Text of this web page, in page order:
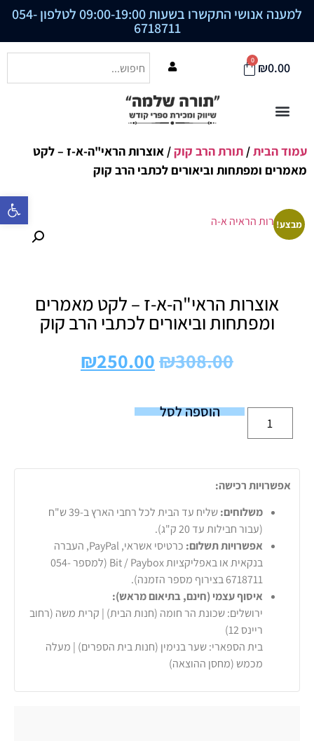
פתח סרגל
למענה אנושי התקשרו בשעות 09:00-19:00 לטלפון 054-
6718711
₪0.00
0
עמוד הבית/ תורת הרב קוק/ אוצרות הראי"ה-א-ז – לקט
מאמרים ומפתחות וביאורים לכתבי הרב קוק
מבצע!
אוצרות הראי"ה-א-ז – לקט מאמרים
ומפתחות וביאורים לכתבי הרב קוק
₪308.00
₪250.00
הוספה לסל
אפשרויות רכישה:
משלוחים:
שליח עד הבית לכל רחבי הארץ ב-39 ש"ח
(עבור חבילות עד 20 ק"ג).
אפשרויות תשלום:
כרטיסי אשראי, PayPal, העברה
בנקאית או באפליקציות Bit / Paybox (למספר 054-
6718711 בצירוף מספר הזמנה).
איסוף עצמי (חינם, בתיאום מראש):
ירושלים: שכונת הר חומה (חנות הבית) | קרית משה (רחוב
ריינס 12)
בית הספארי: שער בנימין (חנות בית הספרים) | מעלה
מכמש (מחסן ההוצאה)